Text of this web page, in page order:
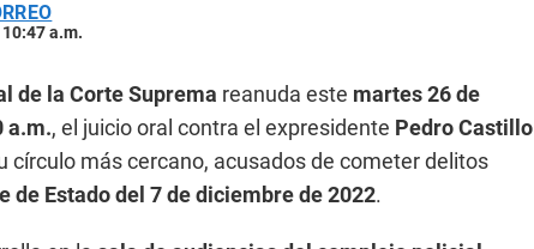
a.m.
de la Corte Suprema reanuda este martes 26 de
a.m., el juicio oral contra el expresidente Pedro Castillo
círculo más cercano, acusados de cometer delitos
de Estado del 7 de diciembre de 2022.